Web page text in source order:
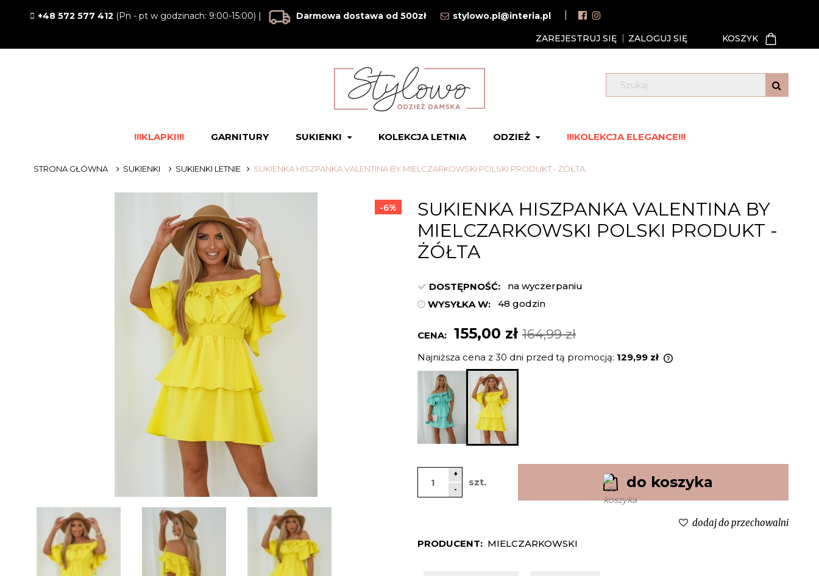
+48 572 577 412 (Pn - pt w godzinach: 9:00-15:00) | Darmowa dostawa od 500zł stylowo.pl@interia.pl
ZAREJESTRUJ SIĘ ZALOGUJ SIĘ
!!!KLAPKI!!! GARNITURY SUKIENKI KOLEKCJA LETNIA ODZIEŻ !!!KOLEKCJA ELEGANCE!!!
STRONA GŁÓWNA SUKIENKI SUKIENKI LETNIE SUKIENKA HISZPANKA VALENTINA BY MIELCZARKOWSKI POLSKI PRODUKT - ŻÓŁTA
SUKIENKA HISZPANKA VALENTINA BY
MIELCZARKOWSKI POLSKI PRODUKT -
ŻÓŁTA
-6%
DOSTĘPNOŚĆ:
na wyczerpaniu
WYSYŁKA W:
48 godzin
CENA: 155,00 zł 164,99 zł
Najniższa cena z 30 dni przed tą promocją: 129,99 zł
niż 30 dni, wyświetlana jest najniższa
+
-
szt. do koszyka
dodaj do przechowalni
PRODUCENT: MIELCZARKOWSKI